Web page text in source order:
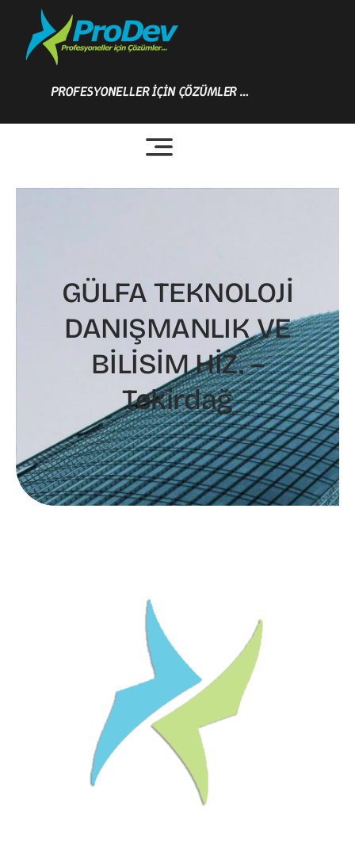
content
PROFESYONELLER İÇİN ÇÖZÜMLER …
GÜLFA TEKNOLOJİ
DANIŞMANLIK VE
BİLİSİM HİZ. –
Tekirdağ